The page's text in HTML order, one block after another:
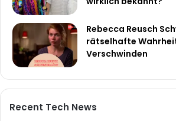
Rebecca Reusch
rätselhafte
Verschwinden
Recent Tech News